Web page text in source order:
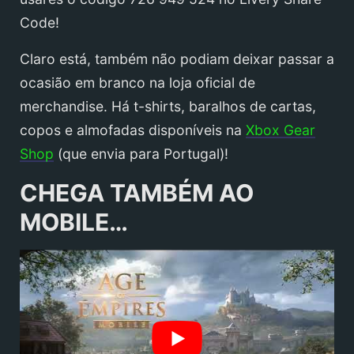
Code!
Claro está, também não podiam deixar passar a
ocasião em branco na loja oficial de
merchandise. Há t-shirts, baralhos de cartas,
copos e almofadas disponíveis na Xbox Gear
Shop (que envia para Portugal)!
CHEGA TAMBÉM AO
MOBILE…